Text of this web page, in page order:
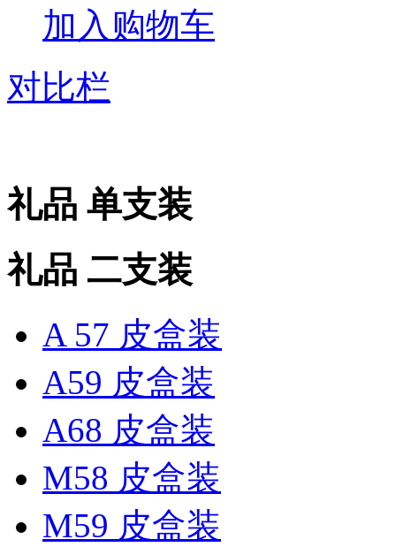
加入购物车
对比栏
礼品 单支装
礼品 二支装
A 57 皮盒装
A59 皮盒装
A68 皮盒装
M58 皮盒装
M59 皮盒装